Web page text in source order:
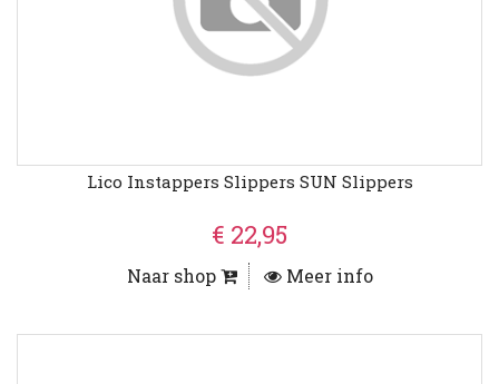
Lico Instappers Slippers SUN Slippers
€ 22,95
Naar shop Meer info